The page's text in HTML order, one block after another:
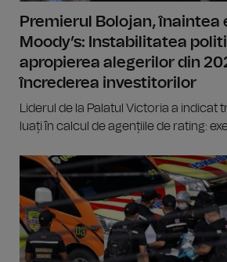
Premierul Bolojan, înaintea
Moody’s: Instabilitatea
apropierea alegerilor din
încrederea investitorilor
Liderul de la Palatul Victoria a indicat
luați în calcul de agențiile de rating: